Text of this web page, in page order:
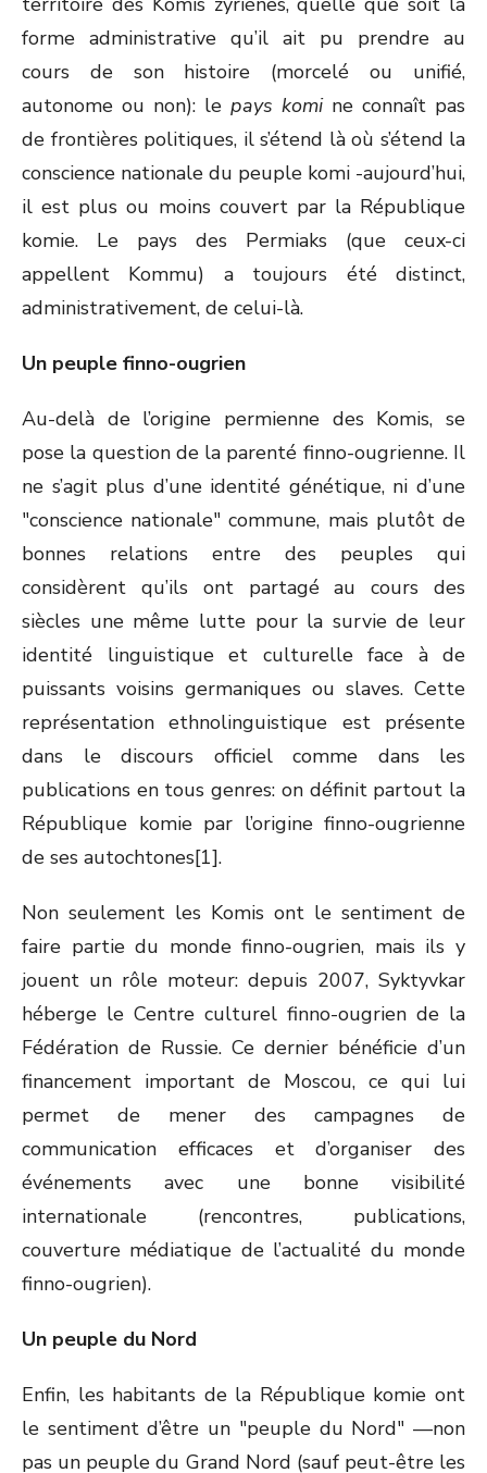
forme administrative qu’il ait pu prendre au
cours de son histoire (morcelé ou unifié,
autonome ou non): le pays komine connaît pas
de frontières politiques, il s’étend là où s’étend la
conscience nationale du peuple komi -aujourd’hui,
il est plus ou moins couvert par la République
komie. Le pays des Permiaks (que ceux-ci
appellent Kommu) a toujours été distinct,
administrativement, de celui-là.
Un peuple finno-ougrien
Au-delà de l’origine permienne des Komis, se
pose la question de la parenté finno-ougrienne. Il
ne s’agit plus d’une identité génétique, ni d’une
"conscience nationale" commune, mais plutôt de
bonnes relations entre des peuples qui
considèrent qu’ils ont partagé au cours des
siècles une même lutte pour la survie de leur
identité linguistique et culturelle face à de
puissants voisins germaniques ou slaves. Cette
représentation ethnolinguistique est présente
dans le discours officiel comme dans les
publications en tous genres: on définit partout la
République komie par l’origine finno-ougrienne
de ses autochtones[1].
Non seulement les Komis ont le sentiment de
faire partie du monde finno-ougrien, mais ils y
jouent un rôle moteur: depuis 2007, Syktyvkar
héberge le Centre culturel finno-ougrien de la
Fédération de Russie. Ce dernier bénéficie d’un
financement important de Moscou, ce qui lui
permet de mener des campagnes de
communication efficaces et d’organiser des
événements avec une bonne visibilité
internationale (rencontres, publications,
couverture médiatique de l’actualité du monde
finno-ougrien).
Un peuple du Nord
Enfin, les habitants de la République komie ont
le sentiment d’être un "peuple du Nord" —non
pas un peuple du Grand Nord (sauf peut-être les